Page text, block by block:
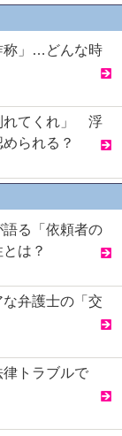
称」…どんな時
れてくれ」 浮
られる？
る「依頼者の
は？
弁護士の「交
トラブルで